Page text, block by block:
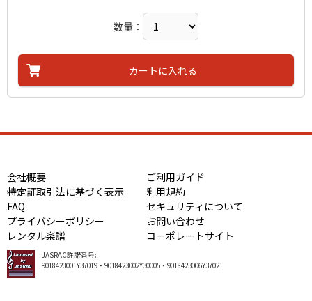
数量：
カートに入れる
会社概要
ご利用ガイド
特定証取引法に基づく表示
利用規約
FAQ
セキュリティについて
プライバシーポリシー
お問い合わせ
レンタル楽譜
コーポレートサイト
JASRAC許諾番号:
9018423001Y37019・9018423002Y30005・9018423006Y37021